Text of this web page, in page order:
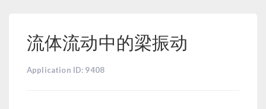
流体流动中的梁振动
Application ID: 9408